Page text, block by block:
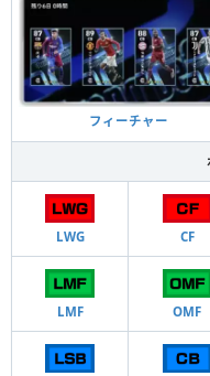
フィーチャー
LWG CF
LMF OMF